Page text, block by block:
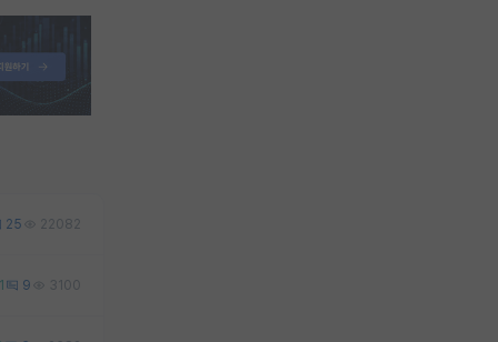
25 22082
1 9 3100